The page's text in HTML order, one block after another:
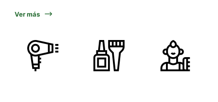
Ver más